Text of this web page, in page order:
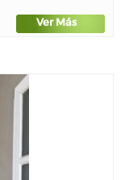
Ver Más